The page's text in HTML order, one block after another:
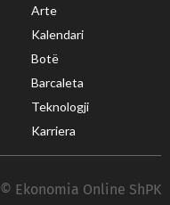
Arte
Kalendari
Botë
Barcaleta
Teknologji
Karriera
© Ekonomia Online ShPK